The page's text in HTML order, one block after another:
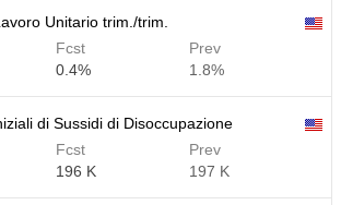
Unitario trim./trim.
Fcst
0.4%
Prev
1.8%
di Sussidi di Disoccupazione
Fcst
196 K
Prev
197 K